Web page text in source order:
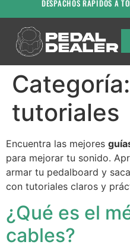
DESPACHOS RAPIDOS A
Categoría:
tutoriales
Encuentra las mejores
para mejorar tu sonido.
armar tu pedalboard y
con tutoriales claros y
¿Qué es el
cables?